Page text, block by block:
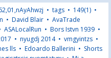
• tags • 149(1) •
• David Blair • AvaTrade
ASALocalRun • Bors Istvn 1939 •
• nyugdj 2014• vmgyintzs •
lls • Edoardo Ballerini • Shorts